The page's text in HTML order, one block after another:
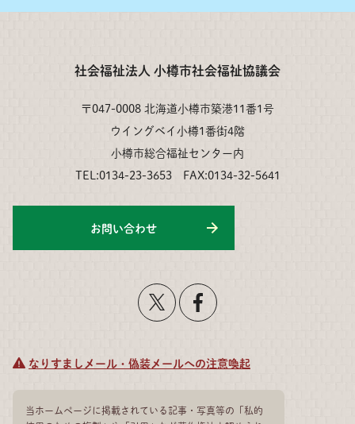
社会福祉法人 小樽市社会福祉協議会
〒047-0008 北海道小樽市築港11番1号
ウイングベイ小樽1番街4階
小樽市総合福祉センター内
TEL:0134-23-3653 FAX:0134-32-5641
お問い合わせ
なりすましメール・偽装メールへの注意喚起
当ホームページに掲載されている記事・写真等の「私的